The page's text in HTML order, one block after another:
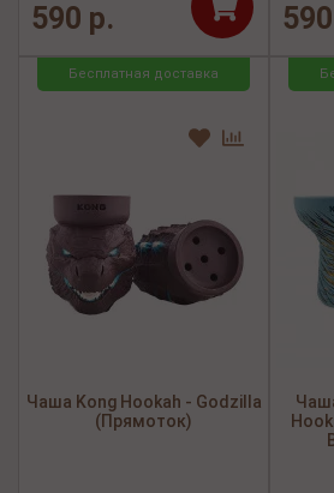
590 р.
Бесплатная доставка
Чаша Kong Hookah - Godzilla
(Прямоток)